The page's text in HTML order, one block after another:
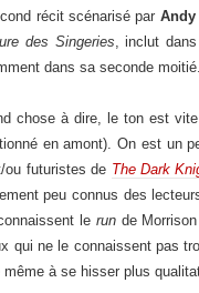
récit scénarisé par Andy
des Singeries , inclut dans
dans sa seconde moitié.
chose à dire, le ton est
en amont). On est un
ou futuristes de The Dark
peu connus des
le runde Morrison
qui ne le connaissent pas
à se hisser plus